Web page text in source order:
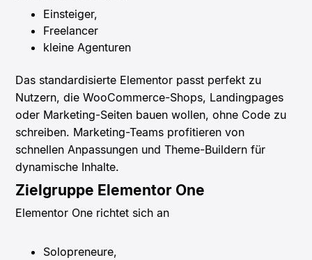
Einsteiger,
Freelancer
kleine Agenturen
Das standardisierte Elementor passt perfekt zu
Nutzern, die WooCommerce-Shops, Landingpages
oder Marketing-Seiten bauen wollen, ohne Code zu
schreiben. Marketing-Teams profitieren von
schnellen Anpassungen und Theme-Buildern für
dynamische Inhalte.
Zielgruppe Elementor One
Elementor One richtet sich an
Solopreneure,